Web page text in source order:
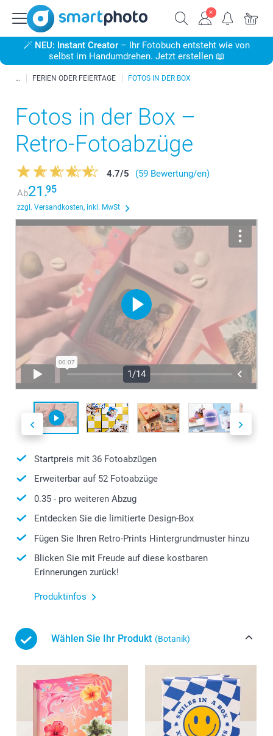
🪄 NEU: Instant Creator – Ihr Fotobuch entsteht wie von
selbst im Handumdrehen. Jetzt erstellen 📖
FERIEN ODER FEIERTAGE FOTOS IN DER BOX
Fotos in der Box –
Retro-Fotoabzüge
4.7/5
(59 Bewertung/en)
Ab21.95
zzgl. Versandkosten, inkl. MwSt
1/14
Startpreis mit 36 Fotoabzügen
Erweiterbar auf 52 Fotoabzüge
0.35 - pro weiteren Abzug
Entdecken Sie die limitierte Design-Box
Fügen Sie Ihren Retro-Prints Hintergrundmuster hinzu
Blicken Sie mit Freude auf diese kostbaren
Erinnerungen zurück!
Produktinfos
Wählen Sie Ihr Produkt (Botanik)